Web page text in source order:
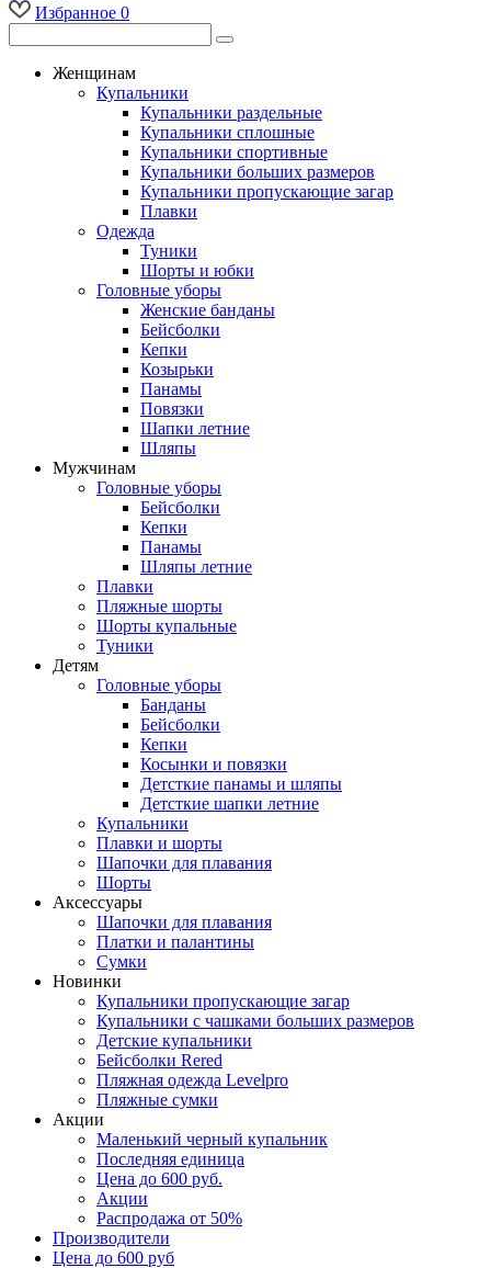
Избранное 0
Женщинам
Купальники
Купальники раздельные
Купальники сплошные
Купальники спортивные
Купальники больших размеров
Купальники пропускающие загар
Плавки
Одежда
Туники
Шорты и юбки
Головные уборы
Женские банданы
Бейсболки
Кепки
Козырьки
Панамы
Повязки
Шапки летние
Шляпы
Мужчинам
Головные уборы
Бейсболки
Кепки
Панамы
Шляпы летние
Плавки
Пляжные шорты
Шорты купальные
Туники
Детям
Головные уборы
Банданы
Бейсболки
Кепки
Косынки и повязки
Детсткие панамы и шляпы
Детсткие шапки летние
Купальники
Плавки и шорты
Шапочки для плавания
Шорты
Аксессуары
Шапочки для плавания
Платки и палантины
Сумки
Новинки
Купальники пропускающие загар
Купальники с чашками больших размеров
Детские купальники
Бейсболки Rered
Пляжная одежда Levelpro
Пляжные сумки
Акции
Маленький черный купальник
Последняя единица
Цена до 600 руб.
Акции
Распродажа от 50%
Производители
Цена до 600 руб